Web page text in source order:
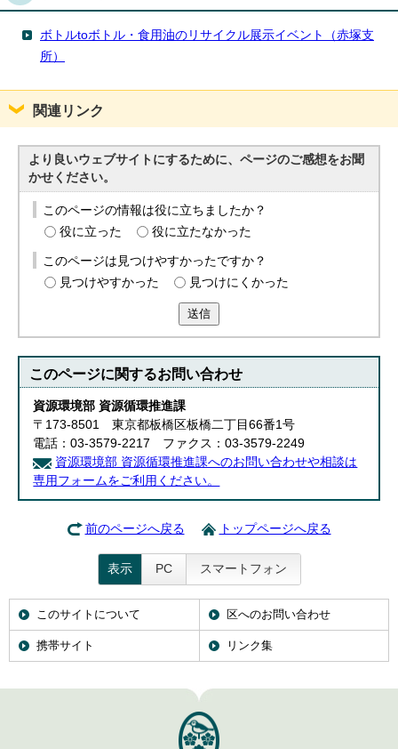
ボトルtoボトル・食用油のリサイクル展示イベント（赤塚支
所）
関連リンク
より良いウェブサイトにするために、ページのご感想をお聞
かせください。
このページの情報は役に立ちましたか？
役に立った
役に立たなかった
このページは見つけやすかったですか？
見つけやすかった
見つけにくかった
送信
このページに関するお問い合わせ
資源環境部 資源循環推進課
〒173-8501 東京都板橋区板橋二丁目66番1号
電話：03-3579-2217 ファクス：03-3579-2249
資源環境部 資源循環推進課へのお問い合わせや相談は
専用フォームをご利用ください。
前のページへ戻る トップページへ戻る
表示 PC スマートフォン
このサイトについて 区へのお問い合わせ
携帯サイト リンク集